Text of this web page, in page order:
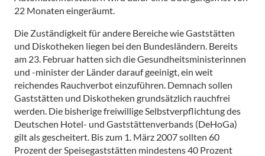
22 Monaten eingeräumt.
Die Zuständigkeit für andere Bereiche wie Gaststätten
und Diskotheken liegen bei den Bundesländern. Bereits
am 23. Februar hatten sich die Gesundheitsministerinnen
und -minister der Länder darauf geeinigt, ein weit
reichendes Rauchverbot einzuführen. Demnach sollen
Gaststätten und Diskotheken grundsätzlich rauchfrei
werden. Die bisherige freiwillige Selbstverpflichtung des
Deutschen Hotel- und Gaststättenverbands (DeHoGa)
gilt als gescheitert. Bis zum 1. März 2007 sollten 60
Prozent der Speisegaststätten mindestens 40 Prozent